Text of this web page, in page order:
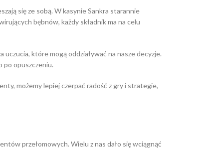
się ze sobą. W kasynie Sankra starannie
bębnów, każdy składnik ma na celu
które mogą oddziaływać na nasze decyzje.
po opuszczeniu.
możemy lepiej czerpać radość z gry i strategie,
przełomowych. Wielu z nas dało się wciągnąć